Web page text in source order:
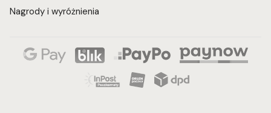
Nagrody i wyróżnienia